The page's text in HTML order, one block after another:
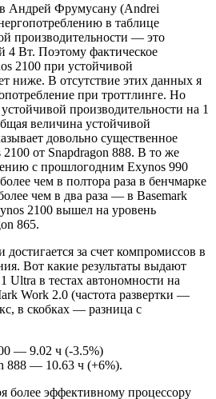
Андрей Фрумусану (Andrei
в таблице
производительности — это
4 Вт. Поэтому фактическое
2100 при устойчивой
ниже. В отсутствие этих данных я
при троттлинге. Но
производительности на 1
величина устойчивой
довольно существенное
от Snapdragon 888. В то же
с прошлогодним Exynos 990
чем в полтора раза в бенчмарке
чем в два раза — в Basemark
2100 вышел на уровень
865.
достигается за счет компромиссов в
Вот какие результаты выдают
Ultra в тестах автономности на
Work 2.0 (частота развертки —
в скобках — разница с
— 9.02 ч (-3.5%)
888 — 10.63 ч (+6%).
более эффективному процессору